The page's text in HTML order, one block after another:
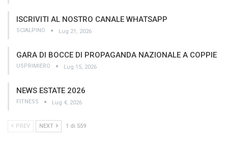
ISCRIVITI AL NOSTRO CANALE WHATSAPP
SCIALPINO Lug 21, 2026
GARA DI BOCCE DI PROPAGANDA NAZIONALE A COPPIE
USPRIMIERO Lug 15, 2026
NEWS ESTATE 2026
FITNESS Lug 4, 2026
PREV NEXT 1 di 559